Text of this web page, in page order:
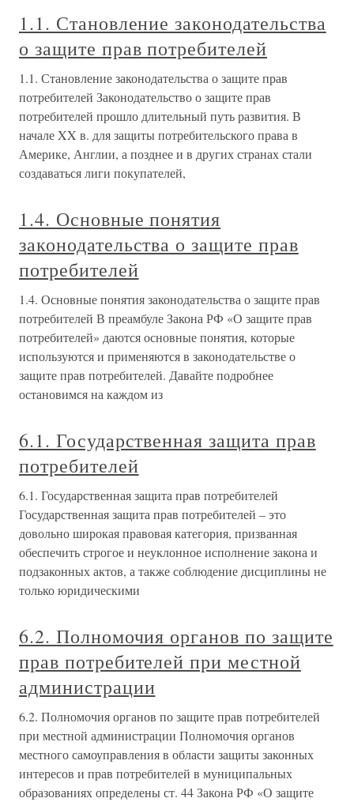
1.1. Становление законодательства
о защите прав потребителей
1.1. Становление законодательства о защите прав
потребителей Законодательство о защите прав
потребителей прошло длительный путь развития. В
начале XX в. для защиты потребительского права в
Америке, Англии, а позднее и в других странах стали
создаваться лиги покупателей,
1.4. Основные понятия
законодательства о защите прав
потребителей
1.4. Основные понятия законодательства о защите прав
потребителей В преамбуле Закона РФ «О защите прав
потребителей» даются основные понятия, которые
используются и применяются в законодательстве о
защите прав потребителей. Давайте подробнее
остановимся на каждом из
6.1. Государственная защита прав
потребителей
6.1. Государственная защита прав потребителей
Государственная защита прав потребителей – это
довольно широкая правовая категория, призванная
обеспечить строгое и неуклонное исполнение закона и
подзаконных актов, а также соблюдение дисциплины не
только юридическими
6.2. Полномочия органов по защите
прав потребителей при местной
администрации
6.2. Полномочия органов по защите прав потребителей
при местной администрации Полномочия органов
местного самоуправления в области защиты законных
интересов и прав потребителей в муниципальных
образованиях определены ст. 44 Закона РФ «О защите